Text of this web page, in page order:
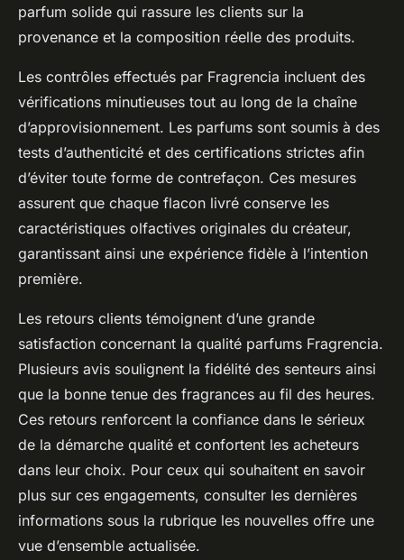
parfum solide qui rassure les clients sur la
provenance et la composition réelle des produits.
Les contrôles effectués par Fragrencia incluent des
vérifications minutieuses tout au long de la chaîne
d’approvisionnement. Les parfums sont soumis à des
tests d’authenticité et des certifications strictes afin
d’éviter toute forme de contrefaçon. Ces mesures
assurent que chaque flacon livré conserve les
caractéristiques olfactives originales du créateur,
garantissant ainsi une expérience fidèle à l’intention
première.
Les retours clients témoignent d’une grande
satisfaction concernant la qualité parfums Fragrencia.
Plusieurs avis soulignent la fidélité des senteurs ainsi
que la bonne tenue des fragrances au fil des heures.
Ces retours renforcent la confiance dans le sérieux
de la démarche qualité et confortent les acheteurs
dans leur choix. Pour ceux qui souhaitent en savoir
plus sur ces engagements, consulter les dernières
informations sous la rubrique les nouvelles offre une
vue d’ensemble actualisée.